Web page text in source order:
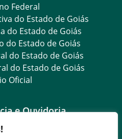
Federal
do Estado de Goiás
do Estado de Goiás
do Estado de Goiás
do Estado de Goiás
do Estado de Goiás
Oficial
e Ouvidoria